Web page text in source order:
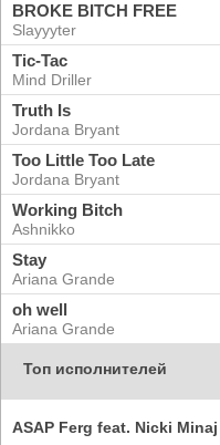
BROKE BITCH FREE
Slayyyter
Tic-Tac
Mind Driller
Truth Is
Jordana Bryant
Too Little Too Late
Jordana Bryant
Working Bitch
Ashnikko
Stay
Ariana Grande
oh well
Ariana Grande
Топ исполнителей
ASAP Ferg feat. Nicki Minaj